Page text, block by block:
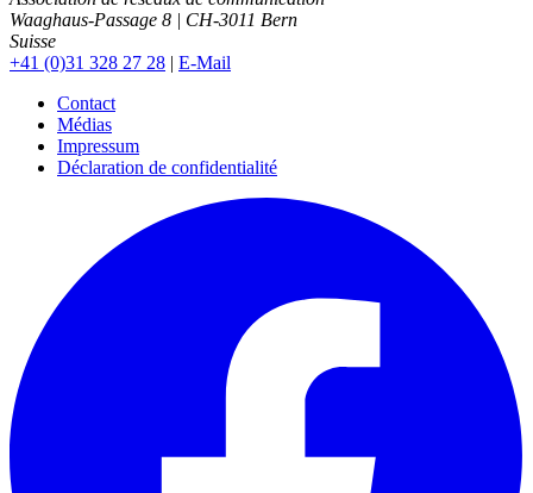
Waaghaus-Passage 8 | CH-3011 Bern
Suisse
+41 (0)31 328 27 28 | E-Mail
Contact
Médias
Impressum
Déclaration de confidentialité